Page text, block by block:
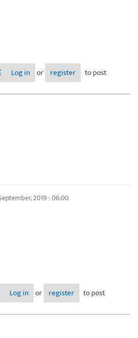
पिळगावकर
Log in or register
to post
2019 - 06:00
Log in or register
to post